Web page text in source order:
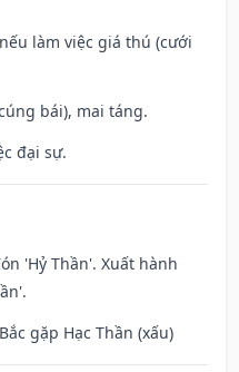
làm việc giá thú (cưới
bái), mai táng.
đại sự.
'Hỷ Thần'. Xuất hành
gặp Hạc Thần (xấu)